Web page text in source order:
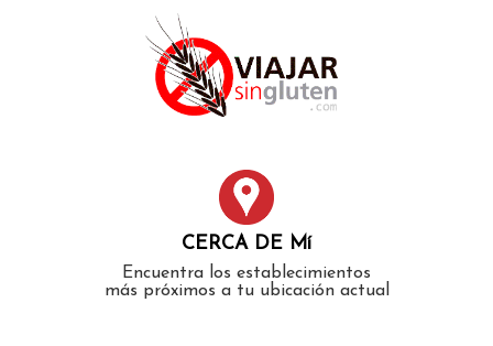
CERCA DE Mí
Encuentra los establecimientos
más próximos a tu ubicación actual
authorized to show the cookie declaration for domain group
ID 546ddaab-b478-4440-aa8a-3b0205284212. Please add it to
the domain group in the Cookiebot Manager to authorize